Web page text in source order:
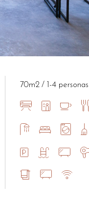
70m2 1-4 personas